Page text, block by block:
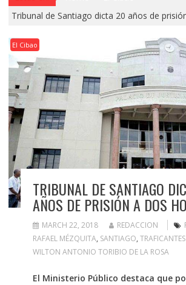
Tribunal de Santiago dicta 20 años de
El Cibao
TRIBUNAL DE SANTIAGO
AÑOS DE PRISIÓN A DOS
MARCH 22, 2018 REDACCION
RAFAEL MÉZQUITA, SANTIAGO,
WILTON ANTONIO TORIBIO DE LA ROSA
El Ministerio Público destaca que